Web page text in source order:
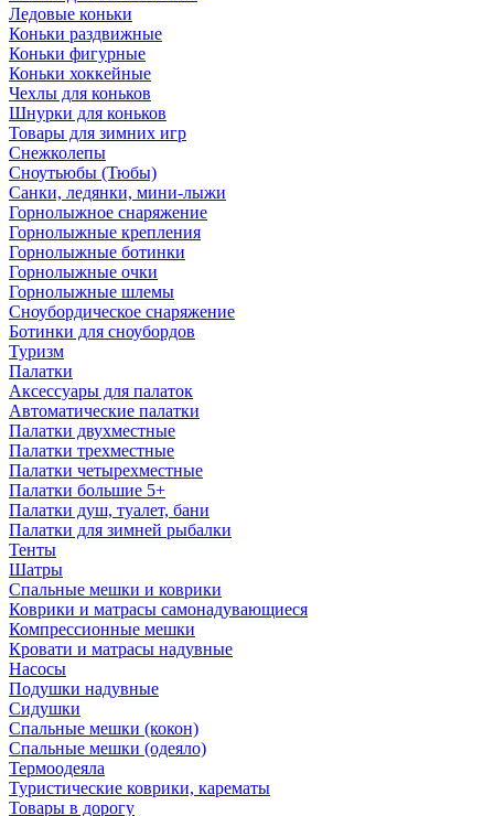
Ледовые коньки
Коньки раздвижные
Коньки фигурные
Коньки хоккейные
Чехлы для коньков
Шнурки для коньков
Товары для зимних игр
Снежколепы
Сноутьюбы (Тюбы)
Санки, ледянки, мини-лыжи
Горнолыжное снаряжение
Горнолыжные крепления
Горнолыжные ботинки
Горнолыжные очки
Горнолыжные шлемы
Сноубордическое снаряжение
Ботинки для сноубордов
Туризм
Палатки
Аксессуары для палаток
Автоматические палатки
Палатки двухместные
Палатки трехместные
Палатки четырехместные
Палатки большие 5+
Палатки душ, туалет, бани
Палатки для зимней рыбалки
Тенты
Шатры
Спальные мешки и коврики
Коврики и матрасы самонадувающиеся
Компрессионные мешки
Кровати и матрасы надувные
Насосы
Подушки надувные
Сидушки
Спальные мешки (кокон)
Спальные мешки (одеяло)
Термоодеяла
Туристические коврики, карематы
Товары в дорогу